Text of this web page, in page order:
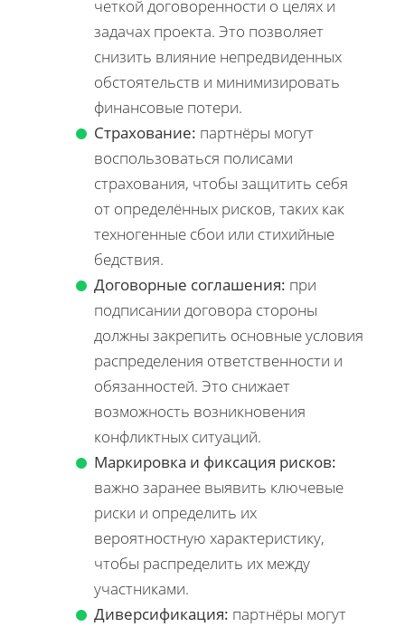
четкой договоренности о целях и
задачах проекта. Это позволяет
снизить влияние непредвиденных
обстоятельств и минимизировать
финансовые потери.
Страхование: партнёры могут
воспользоваться полисами
страхования, чтобы защитить себя
от определённых рисков, таких как
техногенные сбои или стихийные
бедствия.
Договорные соглашения: при
подписании договора стороны
должны закрепить основные условия
распределения ответственности и
обязанностей. Это снижает
возможность возникновения
конфликтных ситуаций.
Маркировка и фиксация рисков:
важно заранее выявить ключевые
риски и определить их
вероятностную характеристику,
чтобы распределить их между
участниками.
Диверсификация: партнёры могут